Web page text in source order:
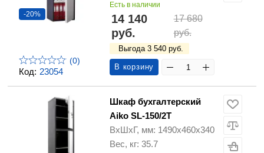
Код: 23054
-20%
(0)
Есть в наличии
14 140
руб.
17 680
руб.
Выгода 3 540 руб.
В корзину
Шкаф бухгалтерский
Aiko SL-150/2T
ВхШхГ, мм: 1490х460х340
Вес, кг: 35.7